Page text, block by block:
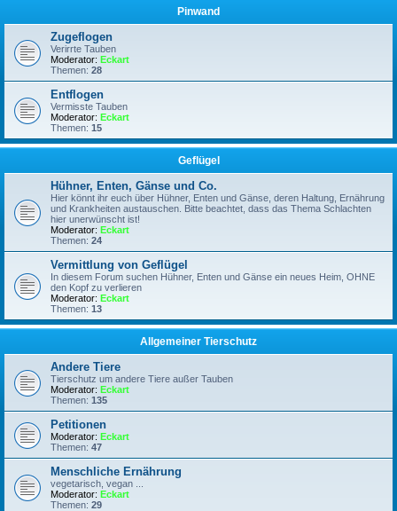
Pinwand
Zugeflogen
Verirrte Tauben
Moderator: Eckart
Themen: 28
Entflogen
Vermisste Tauben
Moderator: Eckart
Themen: 15
Geflügel
Hühner, Enten, Gänse und Co.
Hier könnt ihr euch über Hühner, Enten und Gänse, deren Haltung, Ernährung
und Krankheiten austauschen. Bitte beachtet, dass das Thema Schlachten
hier unerwünscht ist!
Moderator: Eckart
Themen: 24
Vermittlung von Geflügel
In diesem Forum suchen Hühner, Enten und Gänse ein neues Heim, OHNE
den Kopf zu verlieren
Moderator: Eckart
Themen: 13
Allgemeiner Tierschutz
Andere Tiere
Tierschutz um andere Tiere außer Tauben
Moderator: Eckart
Themen: 135
Petitionen
Moderator: Eckart
Themen: 47
Menschliche Ernährung
vegetarisch, vegan ...
Moderator: Eckart
Themen: 29